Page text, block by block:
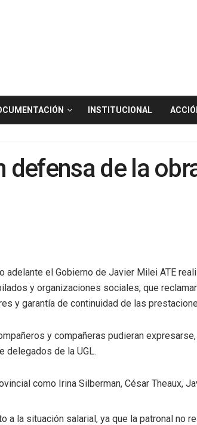
INSTITUCIONAL
defensa de la
el Gobierno de Javier Milei ATE
y organizaciones sociales, que
y garantía de continuidad de las
y compañeras pudieran
delegados de la UGL.
como Irina Silberman, César Theaux,
a la situación salarial, ya que la patronal no